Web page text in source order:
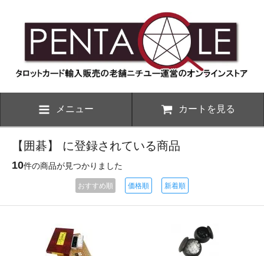
メニュー カートを見る
【囲碁】 に登録されている商品
10件の商品が見つかりました
おすすめ順 価格順 新着順